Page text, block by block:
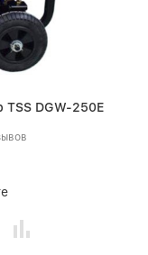
DGW-250E